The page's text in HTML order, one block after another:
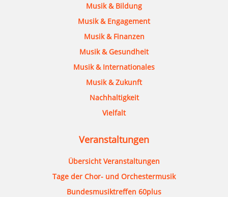
Musik & Bildung
Musik & Engagement
Musik & Finanzen
Musik & Gesundheit
Musik & Internationales
Musik & Zukunft
Nachhaltigkeit
Vielfalt
Veranstaltungen
Übersicht Veranstaltungen
Tage der Chor- und Orchestermusik
Bundesmusiktreffen 60plus